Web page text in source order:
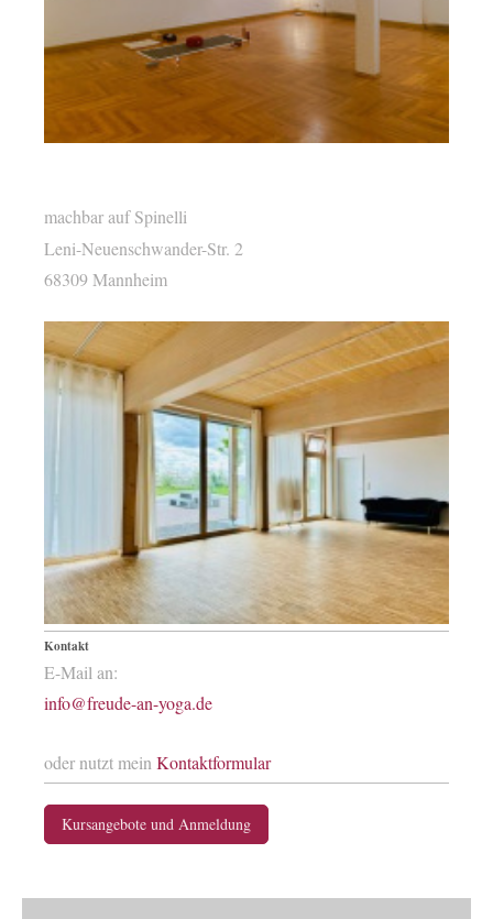
machbar auf Spinelli
Leni-Neuenschwander-Str. 2
68309 Mannheim
Kontakt
E-Mail an:
info@freude-an-yoga.de
oder nutzt mein Kontaktformular
Kursangebote und Anmeldung